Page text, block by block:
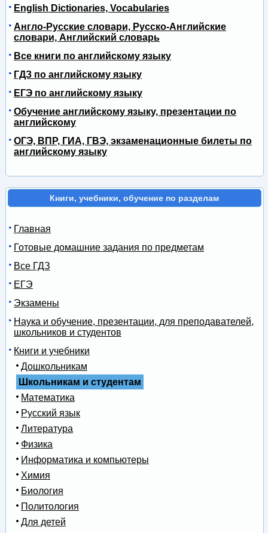
English Dictionaries, Vocabularies
Англо-Русские словари, Русско-Английские
словари, Английский словарь
Все книги по английскому языку
ГДЗ по английскому языку
ЕГЭ по английскому языку
Обучение английскому языку, презентации по
английскому
ОГЭ, ВПР, ГИА, ГВЭ, экзаменационные билеты по
английскому языку
Книги, учебники, обучение по разделам
Главная
Готовые домашние задания по предметам
Все ГДЗ
ЕГЭ
Экзамены
Наука и обучение, презентации, для преподавателей,
школьников и студентов
Книги и учебники
Дошкольникам
Школьникам и студентам
Математика
Русский язык
Литература
Физика
Информатика и компьютеры
Химия
Биология
Политология
Для детей